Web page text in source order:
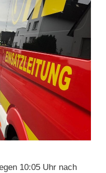
10:05 Uhr nach